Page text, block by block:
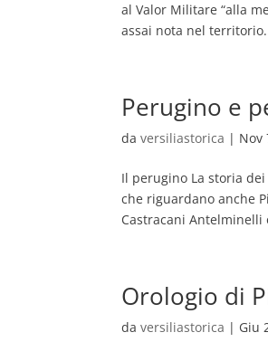
al Valor Militare “alla
assai nota nel
Perugino e
daversiliastorica | Nov
Il perugino La storia
che riguardano anche
Castracani Antelminelli
Orologio di
daversiliastorica | Giu